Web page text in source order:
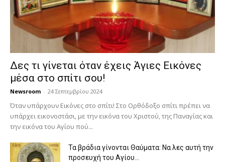
Δες τι γίνεται όταν έχεις Άγιες Εικόνες
μέσα στο σπίτι σου!
Newsroom - 24 Σεπτεμβρίου 2024
Όταν υπάρχουν Εικόνες στο σπίτι! Στο Ορθόδοξο σπίτι πρέπει να
υπάρχει εικονοστάσι, με την εικόνα του Χριστού, της Παν­αγίας και
την εικόνα του Αγίου πού...
Τα βράδια γίνονται Θαύματα: Να λες αυτή την
προσευχή του Αγίου...